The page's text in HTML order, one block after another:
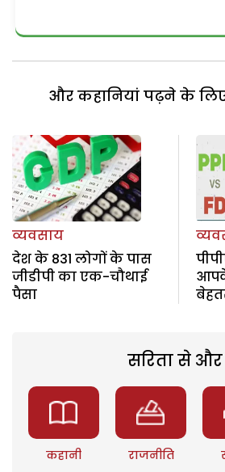
और कहानियां पढ़ने के
व्यवसाय
देश के 831 लोगों के पास
जीडीपी का एक-चौथाई
पैसा
सरिता से और
कहानी राजनीति